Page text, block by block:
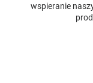
wspieranie